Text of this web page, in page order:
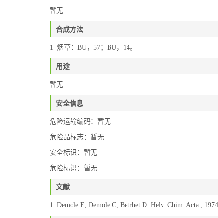
暂无
合成方法
1. 烟草：BU，57；BU，14。
用途
暂无
安全信息
危险运输编码：暂无
危险品标志：暂无
安全标识：暂无
危险标识：暂无
文献
1. Demole E, Demole C, Betrhet D. Helv. Chim. Acta.,